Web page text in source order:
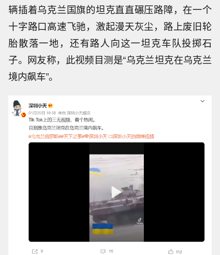
辆插着乌克兰国旗的坦克直直碾压路障，在一个
十字路口高速飞驰，激起漫天灰尘，路上废旧轮
胎散落一地，还有路人向这一坦克车队投掷石
子。网友称，此视频目测是“乌克兰坦克在乌克兰
境内飙车”。